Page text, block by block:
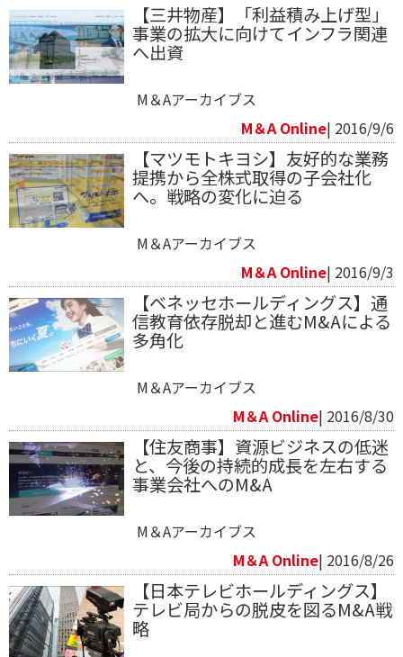
【三井物産】「利益積み上げ型」
事業の拡大に向けてインフラ関連
へ出資
M＆Aアーカイブス
M＆A Online| 2016/9/6
【マツモトキヨシ】友好的な業務
提携から全株式取得の子会社化
へ。戦略の変化に迫る
M＆Aアーカイブス
M＆A Online| 2016/9/3
【ベネッセホールディングス】通
信教育依存脱却と進むM&Aによる
多角化
M＆Aアーカイブス
M＆A Online| 2016/8/30
【住友商事】資源ビジネスの低迷
と、今後の持続的成長を左右する
事業会社へのM&A
M＆Aアーカイブス
M＆A Online| 2016/8/26
【日本テレビホールディングス】
テレビ局からの脱皮を図るM&A戦
略